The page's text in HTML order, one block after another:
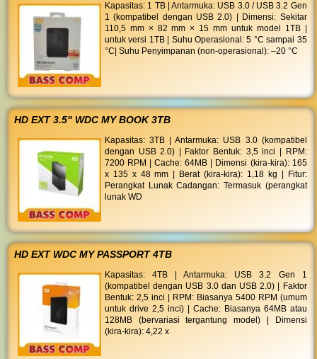
Kapasitas: 1 TB | Antarmuka: USB 3.0 / USB 3.2 Gen
1 (kompatibel dengan USB 2.0) | Dimensi: Sekitar
110,5 mm × 82 mm × 15 mm untuk model 1TB |
untuk versi 1TB | Suhu Operasional: 5 °C sampai 35
°C| Suhu Penyimpanan (non-operasional): –20 °C
HD EXT 3.5" WDC MY BOOK 3TB
Kapasitas: 3TB | Antarmuka: USB 3.0 (kompatibel
dengan USB 2.0) | Faktor Bentuk: 3,5 inci | RPM:
7200 RPM | Cache: 64MB | Dimensi (kira-kira): 165
x 135 x 48 mm | Berat (kira-kira): 1,18 kg | Fitur:
Perangkat Lunak Cadangan: Termasuk (perangkat
lunak WD
HD EXT WDC MY PASSPORT 4TB
Kapasitas: 4TB | Antarmuka: USB 3.2 Gen 1
(kompatibel dengan USB 3.0 dan USB 2.0) | Faktor
Bentuk: 2,5 inci | RPM: Biasanya 5400 RPM (umum
untuk drive 2,5 inci) | Cache: Biasanya 64MB atau
128MB (bervariasi tergantung model) | Dimensi
(kira-kira): 4,22 x